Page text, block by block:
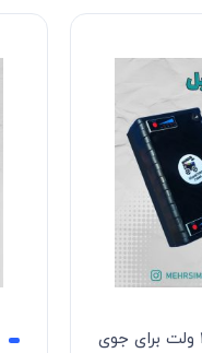
باطری دوبل باطری 12 ولت برای جوی